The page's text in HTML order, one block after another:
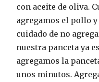
con aceite de oliva.
agregamos el pollo
cuidado de no
nuestra panceta ya
agregamos la
unos minutos.